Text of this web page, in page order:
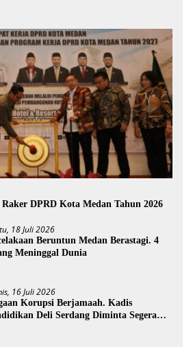
DPRD Kota Medan Tahun 2026
18 Juli 2026
Beruntun Medan Berastagi. 4
Meninggal Dunia
16 Juli 2026
Korupsi Berjamaah. Kadis
Deli Serdang Diminta Segera